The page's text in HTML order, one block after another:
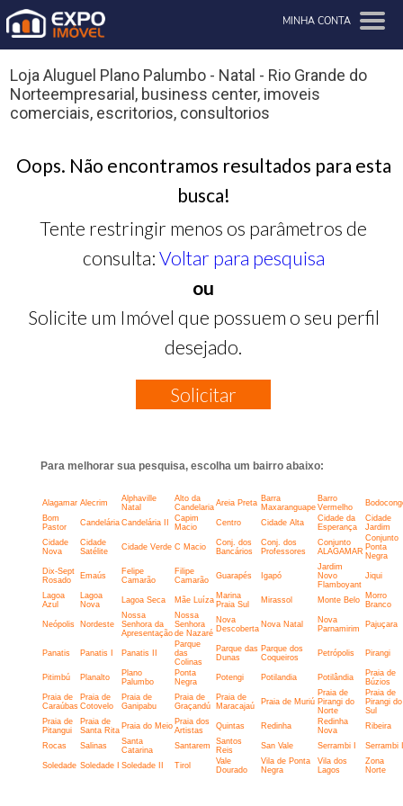
MINHA CONTA
Loja Aluguel Plano Palumbo - Natal - Rio Grande do
Norteempresarial, business center, imoveis
comerciais, escritorios, consultorios
Oops. Não encontramos resultados para esta
busca!
Tente restringir menos os parâmetros de
consulta: Voltar para pesquisa
ou
Solicite um Imóvel que possuem o seu perfil
desejado.
Solicitar
Para melhorar sua pesquisa, escolha um bairro abaixo:
Alagamar Alecrim
Alphaville
Natal
Alto da
Candelaria Areia Preta Barra
Maxaranguape
Barro
Vermelho
Bom
Pastor
Candelária Candelária II
Capim
Macio
Centro Cidade Alta
Cidade da
Esperança
Cidade
Jardim
Cidade
Nova
Cidade
Satélite
Cidade Verde C Macio
Conj. dos
Bancários
Conj. dos
Professores
Conjunto
ALAGAMAR
Conjunto
Ponta
Negra
Dix-Sept
Rosado
Emaús
Felipe
Camarão
Filipe
Camarão
Guarapés Igapó
Jardim
Novo
Flamboyant
Jiqui
Lagoa
Azul
Lagoa
Nova
Lagoa Seca Mãe Luíza Marina
Praia Sul
Mirassol Monte Belo
Morro
Branco
Neópolis Nordeste
Nossa
Senhora da
Apresentação
Nossa
Senhora
de Nazaré
Nova
Descoberta Nova Natal
Nova
Parnamirim
Pajuçara
Panatis Panatis I Panatis II
Parque
das
Colinas
Parque das
Dunas
Parque dos
Coqueiros
Petrópolis Pirangi
Pitimbú Planalto
Plano
Palumbo
Ponta
Negra
Potengi Potilandia Potilândia
Praia de
Búzios
Praia de
Caraúbas
Praia de
Cotovelo
Praia de
Ganipabu
Praia de
Graçandú
Praia de
Maracajaú
Praia de Muriú
Praia de
Pirangi do
Norte
Praia de
Pirangi do
Sul
Praia de
Pitangui
Praia de
Santa Rita Praia do Meio Praia dos
Artistas
Quintas Redinha
Redinha
Nova
Ribeira
Rocas Salinas
Santa
Catarina
Santarem
Santos
Reis
San Vale Serrambi I Serrambi
Soledade Soledade I Soledade II Tirol
Vale
Dourado
Vila de Ponta
Negra
Vila dos
Lagos
Zona
Norte